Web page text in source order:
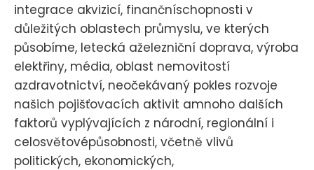
integrace akvizicí, finančníschopnosti v
důležitých oblastech průmyslu, ve kterých
působíme, letecká aželezniční doprava, výroba
elektřiny, média, oblast nemovitostí
azdravotnictví, neočekávaný pokles rozvoje
našich pojišťovacích aktivit amnoho dalších
faktorů vyplývajících z národní, regionální i
celosvětovépůsobnosti, včetně vlivů
politických, ekonomických,